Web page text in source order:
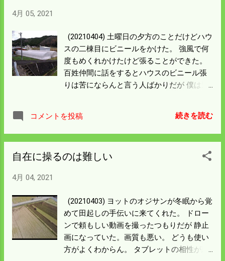
4月 05, 2021
(20210404) 土曜日の夕方のことだけどハウ
スの二棟目にビニールをかけた。 強風で何
度もめくれかけたけど張ることができた。
百姓仲間に話をするとハウスのビニール張
りは苦にならんと言う人ばかりだが 僕は過
た。 風のない時にやればいいだけの話だが
どうもうまくいかない。 種まき・水路掃
いささかしんどかった。 今日の花散らしの
う。 自営業や百姓は自由業と思っていたの
は過去のこと。 働き方改革は百姓にも適用
しなければならん。
コメントを投稿 続きを読む
自在に操るのは難しい
4月 04, 2021
(20210403) ヨットのオジサンが冬眠から覚
めて田起しの手伝いに来てくれた。 ドロー
ンで頼もしい動画を撮ったつもりだが 静止
画になっていた。画質も悪い。 どうも使い
方がよくわからん。 タブレットの相性が悪